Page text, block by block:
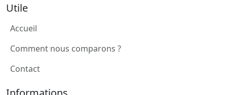
Utile
Accueil
Comment nous comparons ?
Contact